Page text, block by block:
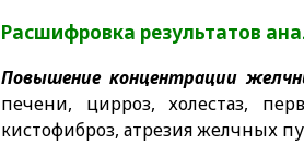
Расшифровка результатов
Повышение концентрации
печени, цирроз, холестаз,
кистофиброз, атрезия желчных